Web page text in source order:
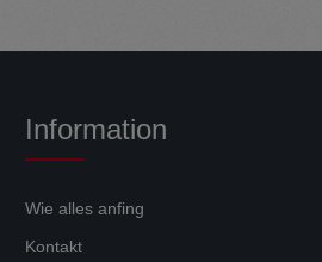
Information
Wie alles anfing
Kontakt